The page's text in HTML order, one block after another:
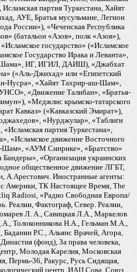
партия Туркестана, Хайят
АУЕ, Братья мусульмане, Легион
России»), «Чеченская Республика
(батальон «Азов», полк «Азов»),
государство» («Исламское
Государство Ирака и Леванта»,
Шама», ИГ, ИГИЛ, ДАИШ), «Джабхат
(«Аль-Джихад» или «Египетский
Нусра», «Хайят Тахрир-аш-Шам»,
«Движение Талибан», «Братья-
«Меджлис крымско-татарского
Кавказ» («Кавказский Эмират»),
«Нурджулар», «Таблиги
партия Туркестана»,
«Исламское движение Восточного
«АУМ Синрике», «Братство»
«Организация украинских
общественное движение ЛГБТ,
А.Арестович. Иностранные агенты:
Америки, ТК Настоящее Время, The
Radiosi, «Радио Свободная Европа/
Реалии, Фактограф, Север. Реалии,
Л. А., Савицкая Л.А., Маркелов
Толоконникова Н.А., Гельман М.А.,
Р.С., Альянс Врачей, Агора,
(фонд), За права человека,
Молодая Карелия, Московская
Пермь-36, Ракурс, Русь Сидящая,
центр, ИАЦ Сова, Союз